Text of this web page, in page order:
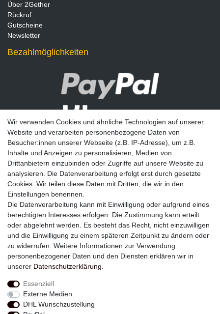
Über 2Gether
Rückruf
Gutscheine
Newsletter
Bezahlmöglichkeiten
Newsletter
E-MAIL **
Einwilligung kann ich jederzeit widerrufen.**
Abonnieren
Widerrufs­recht
Wir verwenden Cookies und ähnliche Technologien auf unserer
Website und verarbeiten personenbezogene Daten von
Besucher:innen unserer Webseite (z.B. IP-Adresse), um z.B.
Inhalte und Anzeigen zu personalisieren, Medien von
Drittanbietern einzubinden oder Zugriffe auf unsere Website zu
analysieren. Die Datenverarbeitung erfolgt erst durch gesetzte
Cookies. Wir teilen diese Daten mit Dritten, die wir in den
Einstellungen benennen.
Die Datenverarbeitung kann mit Einwilligung oder aufgrund eines
berechtigten Interesses erfolgen. Die Zustimmung kann erteilt
oder abgelehnt werden. Es besteht das Recht, nicht einzuwilligen
und die Einwilligung zu einem späteren Zeitpunkt zu ändern oder
zu widerrufen. Weitere Informationen zur Verwendung
personenbezogener Daten und den Diensten erklären wir in
unserer Daten­schutz­erklärung
Essenziell
Externe Medien
DHL Wunschzustellung